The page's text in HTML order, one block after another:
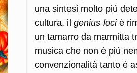
una sintesi molto più
cultura, il genius loci è
un tamarro da marmitta
musica che non è più
convenzionalità tanto è